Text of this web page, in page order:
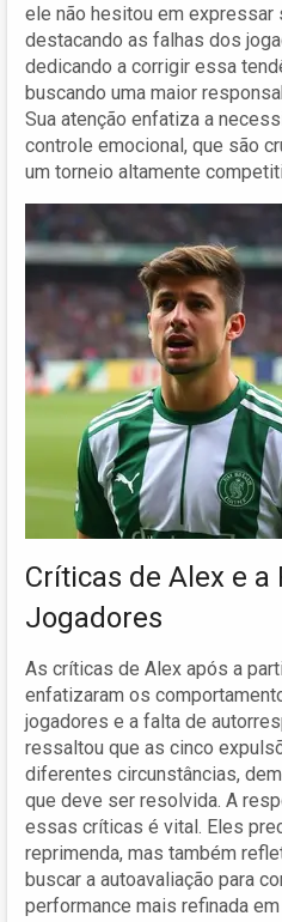
ele não hesitou em expressar
destacando as falhas dos
dedicando a corrigir essa
buscando uma maior
Sua atenção enfatiza a
controle emocional, que são
um torneio altamente
Críticas de Alex e a
Jogadores
As críticas de Alex após a
enfatizaram os
jogadores e a falta de
ressaltou que as cinco
diferentes circunstâncias,
que deve ser resolvida. A
essas críticas é vital. Eles
reprimenda, mas também
buscar a autoavaliação para
performance mais refinada em